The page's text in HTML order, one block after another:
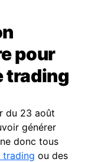
pour
trading
du 23 août
générer
donc tous
trading ou des